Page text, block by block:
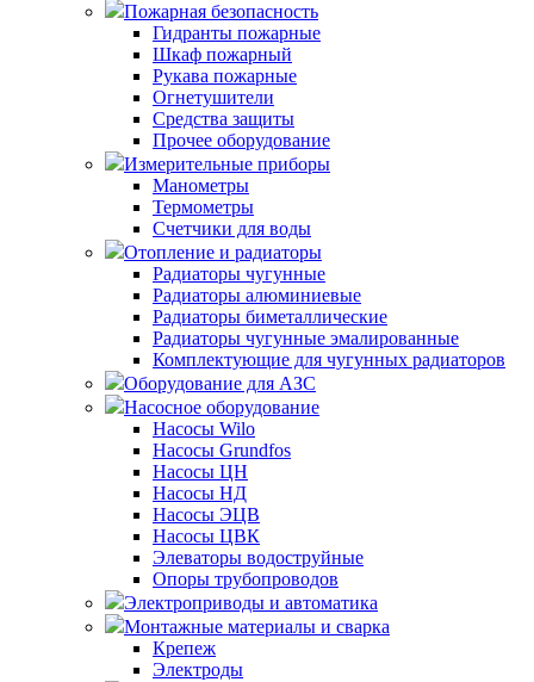
Пожарная безопасность
Гидранты пожарные
Шкаф пожарный
Рукава пожарные
Огнетушители
Средства защиты
Прочее оборудование
Измерительные приборы
Манометры
Термометры
Счетчики для воды
Отопление и радиаторы
Радиаторы чугунные
Радиаторы алюминиевые
Радиаторы биметаллические
Радиаторы чугунные эмалированные
Комплектующие для чугунных радиаторов
Оборудование для АЗС
Насосное оборудование
Насосы Wilo
Насосы Grundfos
Насосы ЦН
Насосы НД
Насосы ЭЦВ
Насосы ЦВК
Элеваторы водоструйные
Опоры трубопроводов
Электроприводы и автоматика
Монтажные материалы и сварка
Крепеж
Электроды